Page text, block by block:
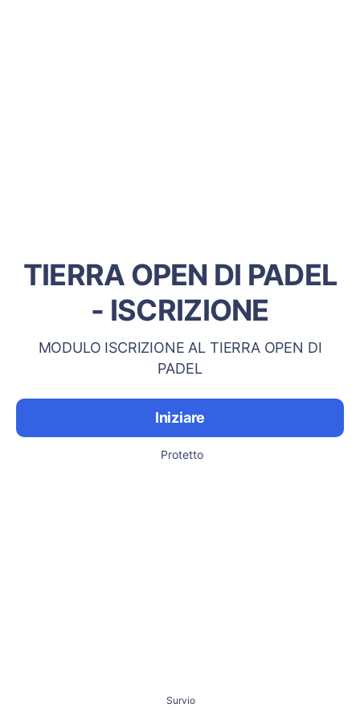
TIERRA OPEN DI PADEL
- ISCRIZIONE
MODULO ISCRIZIONE AL TIERRA OPEN DI
PADEL
Iniziare
Protetto
Survio